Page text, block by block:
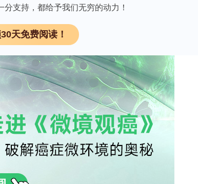
酶的研究仍然有限。本研究评估了赖氨酸
养细胞模型中的表达谱，并进一步探讨了它
和TCGA数据集评估了KMT2 家族基因
织样本，提取RNA并将其转录为互补
）进行分析。通过Western blotting技术
GraphPad Prism和接收者操作特征
与临床病理特征之间的关系及其潜在的诊
支持，都给予我们无穷的动力！
天免费阅读！